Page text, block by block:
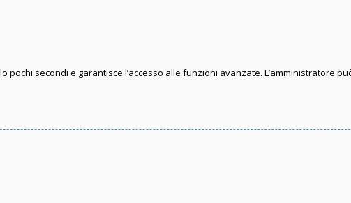
secondi e garantisce l’accesso alle funzioni avanzate. L’amministratore